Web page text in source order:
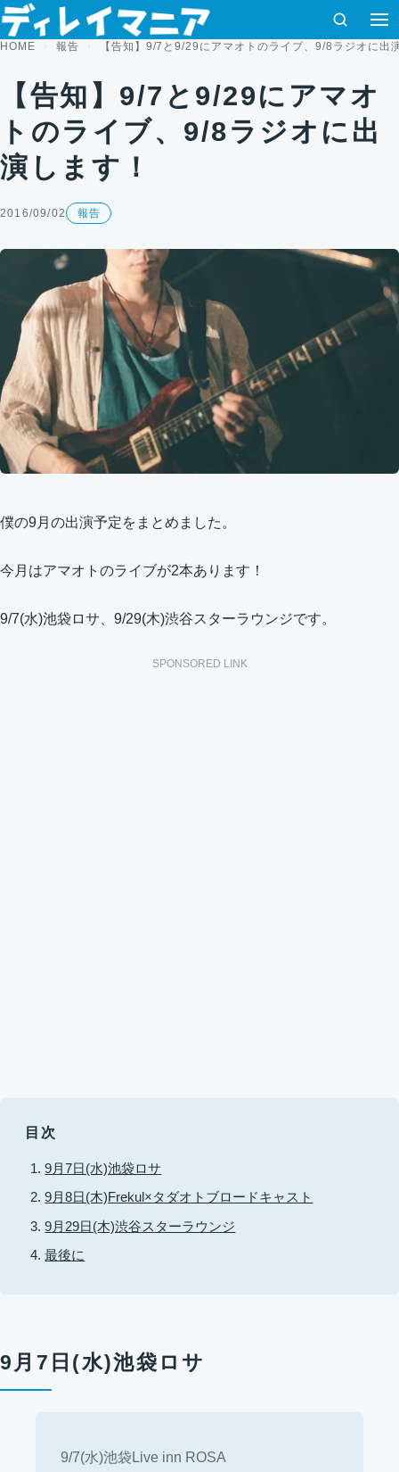
コンテンツへスキップ
検索
HOME 報告 【告知】9/7と9/29にアマオトのライブ、9/8ラジオに出
【告知】9/7と9/29にアマオ
トのライブ、9/8ラジオに出
演します！
2016/09/02 報告
僕の9月の出演予定をまとめました。
今月はアマオトのライブが2本あります！
9/7(水)池袋ロサ、9/29(木)渋谷スターラウンジです。
SPONSORED LINK
目次
9月7日(水)池袋ロサ
9月8日(木)Frekul×タダオトブロードキャスト
9月29日(木)渋谷スターラウンジ
最後に
9月7日(水)池袋ロサ
9/7(水)池袋Live inn ROSA